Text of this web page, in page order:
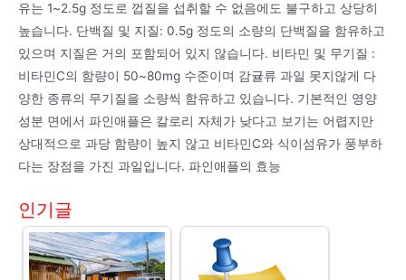
유는 1~2.5g 정도로 껍질을 섭취할 수 없음에도 불구하고 상당히
높습니다. 단백질 및 지질: 0.5g 정도의 소량의 단백질을 함유하고
있으며 지질은 거의 포함되어 있지 않습니다. 비타민 및 무기질 :
비타민C의 함량이 50~80mg 수준이며 감귤류 과일 못지않게 다
양한 종류의 무기질을 소량씩 함유하고 있습니다. 기본적인 영양
성분 면에서 파인애플은 칼로리 자체가 낮다고 보기는 어렵지만
상대적으로 과당 함량이 높지 않고 비타민C와 식이섬유가 풍부하
다는 장점을 가진 과일입니다. 파인애플의 효능
인기글